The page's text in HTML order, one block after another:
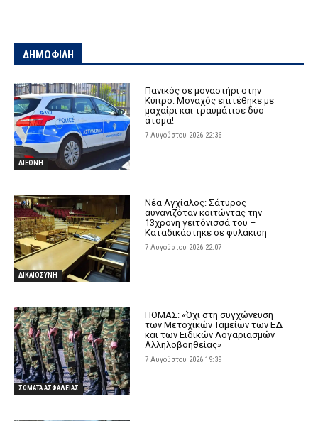
ΔΗΜΟΦΙΛΗ
ΔΙΕΘΝΗ
Πανικός σε μοναστήρι στην
Κύπρο: Μοναχός επιτέθηκε με
μαχαίρι και τραυμάτισε δύο
άτομα!
7 Αυγούστου 2026 22:36
ΔΙΚΑΙΟΣΥΝΗ
Νέα Αγχίαλος: Σάτυρος
αυνανιζόταν κοιτώντας την
13χρονη γειτόνισσά του –
Καταδικάστηκε σε φυλάκιση
7 Αυγούστου 2026 22:07
ΣΩΜΑΤΑ ΑΣΦΑΛΕΙΑΣ
ΠΟΜΑΣ: «Όχι στη συγχώνευση
των Μετοχικών Ταμείων των ΕΔ
και των Ειδικών Λογαριασμών
Αλληλοβοηθείας»
7 Αυγούστου 2026 19:39